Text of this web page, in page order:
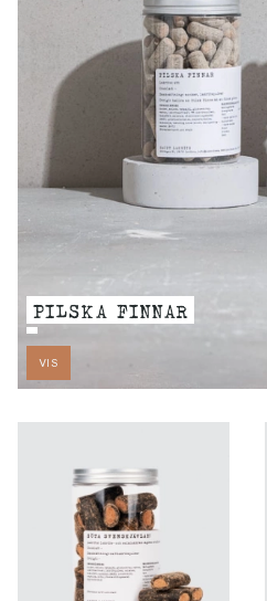
PILSKA FINNAR
VIS